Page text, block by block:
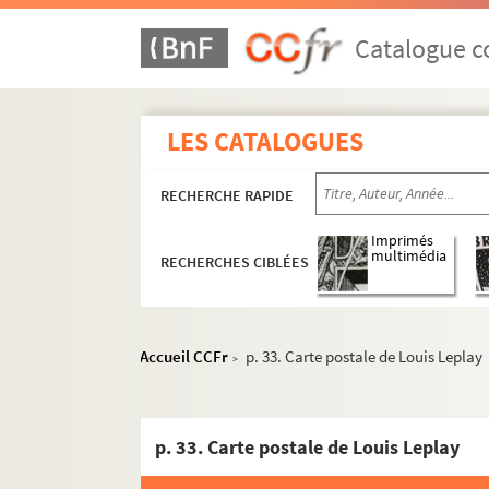
Catalogue
LES CATALOGUES
RECHERCHE RAPIDE
RECHERCHES CIBLÉES
Imprimés
multimédia
Accueil CCFr > p. 33. Carte postale de Louis Leplay
p. 33. Carte postale de Louis Leplay
Ms 1031. Témoignages II
Ms 1032. Témoignages III